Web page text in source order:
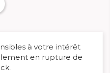
à votre intérêt
en rupture de